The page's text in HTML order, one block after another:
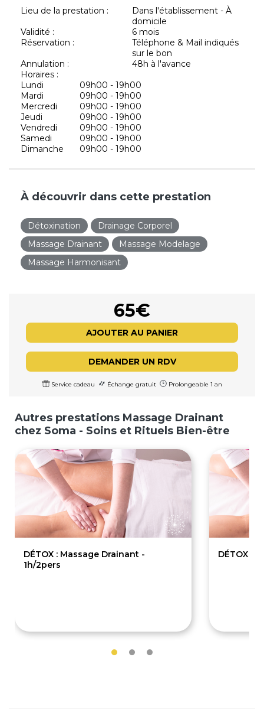
Lieu de la prestation :
Dans l'établissement - À
domicile
Validité :
6 mois
Réservation :
Téléphone & Mail indiqués
sur le bon
Annulation :
48h à l'avance
Horaires :
Lundi
09h00 - 19h00
Mardi
09h00 - 19h00
Mercredi
09h00 - 19h00
Jeudi
09h00 - 19h00
Vendredi
09h00 - 19h00
Samedi
09h00 - 19h00
Dimanche
09h00 - 19h00
À découvrir dans cette prestation
Détoxination
Drainage Corporel
Massage Drainant
Massage Modelage
Massage Harmonisant
65€
AJOUTER AU PANIER
DEMANDER UN RDV
Service cadeau Échange gratuit Prolongeable 1 an
Autres prestations Massage Drainant
chez Soma - Soins et Rituels Bien-être
DÉTOX : Massage Drainant -
1h/2pers
DÉTOX :